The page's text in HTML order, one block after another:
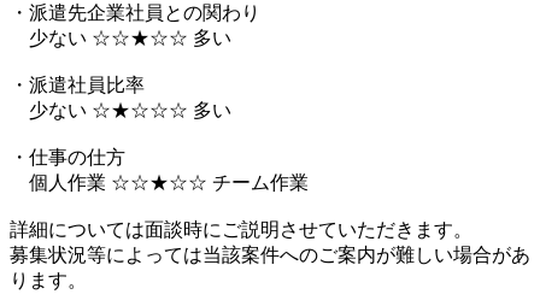
・派遣先企業社員との関わり
少ない ☆☆★☆☆ 多い
・派遣社員比率
少ない ☆★☆☆☆ 多い
・仕事の仕方
個人作業 ☆☆★☆☆ チーム作業
詳細については面談時にご説明させていただきます。
募集状況等によっては当該案件へのご案内が難しい場合があ
ります。